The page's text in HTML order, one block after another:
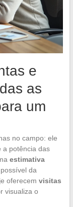
e
as
um
no campo: ele
a potência das
estimativa
da
oferecem visitas
visualiza o